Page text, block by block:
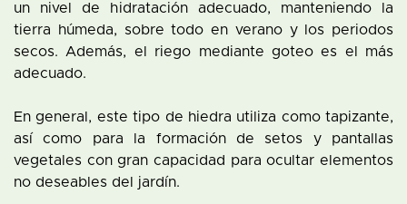
un nivel de hidratación adecuado, manteniendo la
tierra húmeda, sobre todo en verano y los periodos
secos. Además, el riego mediante goteo es el más
adecuado.
En general, este tipo de hiedra utiliza como tapizante,
así como para la formación de setos y pantallas
vegetales con gran capacidad para ocultar elementos
no deseables del jardín.